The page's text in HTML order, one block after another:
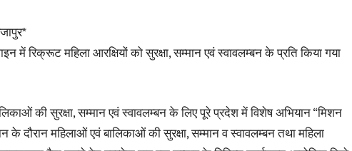
में रिक्रूट महिला आरक्षियों को सुरक्षा, सम्मान एवं स्वावलम्बन के प्रति किया गया
की सुरक्षा, सम्मान एवं स्वावलम्बन के लिए पूरे प्रदेश में विशेष अभियान “मिशन
के दौरान महिलाओं एवं बालिकाओं की सुरक्षा, सम्मान व स्वावलम्बन तथा महिला